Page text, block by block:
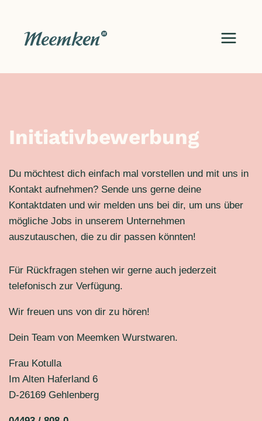
springen
Initiativbewerbung
Du möchtest dich einfach mal vorstellen und mit uns in
Kontakt aufnehmen? Sende uns gerne deine
Kontaktdaten und wir melden uns bei dir, um uns über
mögliche Jobs in unserem Unternehmen
auszutauschen, die zu dir passen könnten!
Für Rückfragen stehen wir gerne auch jederzeit
telefonisch zur Verfügung.
Wir freuen uns von dir zu hören!
Dein Team von Meemken Wurstwaren.
Frau Kotulla
Im Alten Haferland 6
D-26169 Gehlenberg